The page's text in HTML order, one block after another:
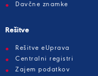
Davčne znamke
Rešitve
Rešitve eUprava
Centralni registri
Zajem podatkov